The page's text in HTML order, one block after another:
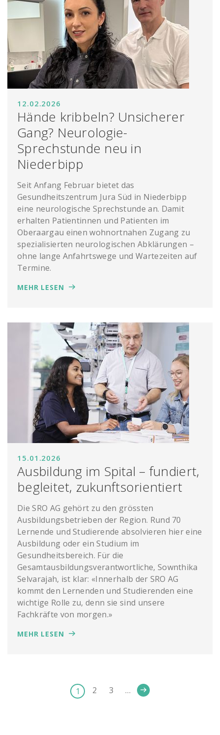
12.02.2026
Hände kribbeln? Unsicherer
Gang? Neurologie-
Sprechstunde neu in
Niederbipp
Seit Anfang Februar bietet das
Gesundheitszentrum Jura Süd in Niederbipp
eine neurologische Sprechstunde an. Damit
erhalten Patientinnen und Patienten im
Oberaargau einen wohnortnahen Zugang zu
spezialisierten neurologischen Abklärungen –
ohne lange Anfahrtswege und Wartezeiten auf
Termine.
MEHR LESEN
15.01.2026
Ausbildung im Spital – fundiert,
begleitet, zukunftsorientiert
Die SRO AG gehört zu den grössten
Ausbildungsbetrieben der Region. Rund 70
Lernende und Studierende absolvieren hier eine
Ausbildung oder ein Studium im
Gesundheitsbereich. Für die
Gesamtausbildungsverantwortliche, Sownthika
Selvarajah, ist klar: «Innerhalb der SRO AG
kommt den Lernenden und Studierenden eine
wichtige Rolle zu, denn sie sind unsere
Fachkräfte von morgen.»
MEHR LESEN
1 2 3 …